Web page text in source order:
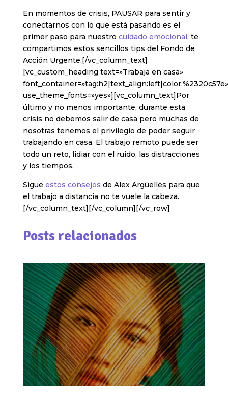
En momentos de crisis, PAUSAR para sentir y
conectarnos con lo que está pasando es el
primer paso para nuestro cuidado emocional , te
compartimos estos sencillos tips del Fondo de
Acción Urgente.[/vc_column_text]
[vc_custom_heading text=»Trabaja en casa»
font_container=»tag:h2|text_align:left|color:%2320c57e»
use_theme_fonts=»yes»][vc_column_text]Por
último y no menos importante, durante esta
crisis no debemos salir de casa pero muchas de
nosotras tenemos el privilegio de poder seguir
trabajando en casa. El trabajo remoto puede ser
todo un reto, lidiar con el ruido, las distracciones
y los tiempos.
Sigue estos consejos de Alex Argüelles para que
el trabajo a distancia no te vuele la cabeza.
[/vc_column_text][/vc_column][/vc_row]
Posts relacionados